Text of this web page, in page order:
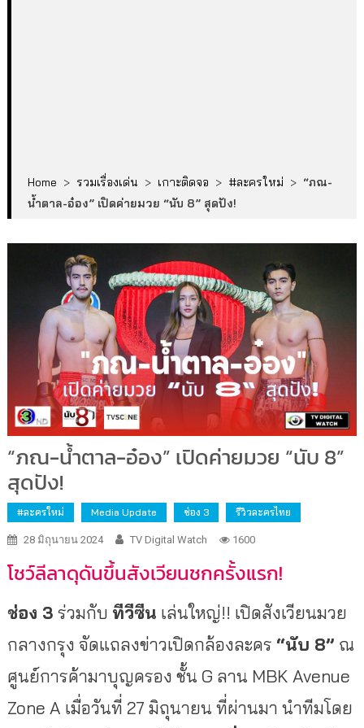
Home > รวมเรื่องเด่น > เกาะติดจอ > #ละครใหม่ > “ภณ-
น้ำตาล-อ๋อง” เปิดค่ายมวย “นับ 8” สุดปัง!
“ภณ-น้ำตาล-อ๋อง” เปิดค่ายมวย “นับ 8”
สุดปัง!
#ละครใหม่ Media Update ช่อง 3 รีวิวละครไทย
28 มิถุนายน 2024 TV Digital Watch 1600
โชว์ลีลาดุดันขึ้นสังเวียนชกครั้งแรก!
ช่อง 3 ร่วมกับ ทีวีซีน เล่นใหญ่!! เปิดสังเวียนมวย
กลางกรุง จัดแถลงข่าวเปิดกล้องละคร “นับ 8” ณ
ศูนย์การค้ามาบุญครอง ชั้น G ลาน MBK Avenue
Zone A เมื่อวันที่ 27 มิถุนายน ที่ผ่านมา นำทีมโดย